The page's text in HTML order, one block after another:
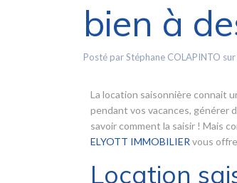
bien à
Posté par Stéphane COLAPINTO
La location saisonnière connait
pendant vos vacances, générer
savoir comment la saisir ! Mais
ELYOTT IMMOBILIER vous
Location